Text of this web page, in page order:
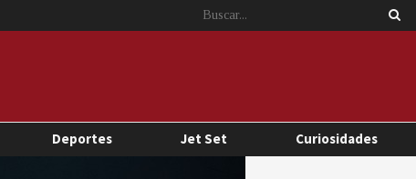
Deportes Jet Set Curiosidades